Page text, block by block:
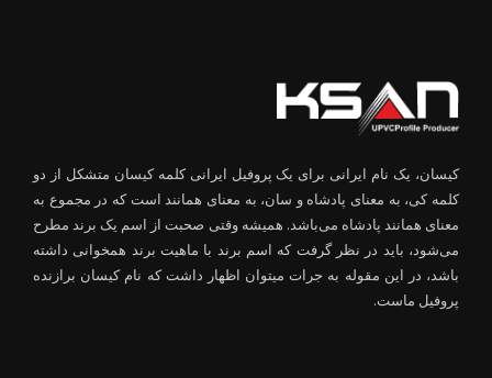
کیسان، یک نام ایرانی برای یک پروفیل ایرانی کلمه کیسان متشکل از دو
کلمه کی، به معنای پادشاه و سان، به معنای همانند است که در مجموع به
معنای همانند پادشاه می‌باشد. همیشه وقتی صحبت از اسم یک برند مطرح
می‌شود، باید در نظر گرفت که اسم برند با ماهیت برند همخوانی داشته
باشد، در این مقوله به جرات میتوان اظهار داشت که نام کیسان برازنده
پروفیل ماست.